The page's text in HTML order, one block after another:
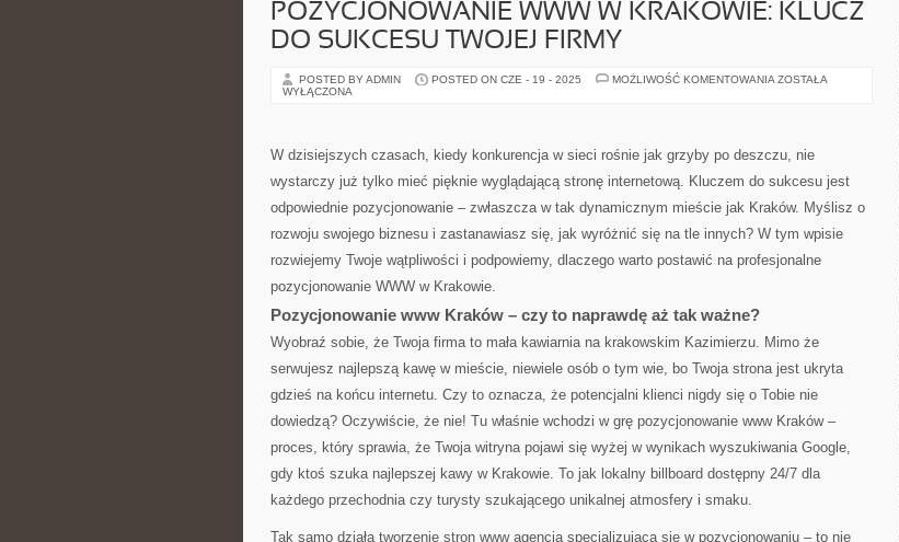
POZYCJONOWANIE WWW W KRAKOWIE: KLUCZ
DO SUKCESU TWOJEJ FIRMY
POSTED BY ADMIN POSTED ON CZE - 19 - 2025 MOŻLIWOŚĆ KOMENTOWANIA POZYCJONOWANIE
SUKCESU
TWOJEJ
FIRMY
ZOSTAŁA
WYŁĄCZONA
W dzisiejszych czasach, kiedy konkurencja w sieci rośnie jak grzyby po deszczu, nie
wystarczy już tylko mieć pięknie wyglądającą stronę internetową. Kluczem do sukcesu jest
odpowiednie pozycjonowanie – zwłaszcza w tak dynamicznym mieście jak Kraków. Myślisz o
rozwoju swojego biznesu i zastanawiasz się, jak wyróżnić się na tle innych? W tym wpisie
rozwiejemy Twoje wątpliwości i podpowiemy, dlaczego warto postawić na profesjonalne
pozycjonowanie WWW w Krakowie.
Pozycjonowanie www Kraków – czy to naprawdę aż tak ważne?
Wyobraź sobie, że Twoja firma to mała kawiarnia na krakowskim Kazimierzu. Mimo że
serwujesz najlepszą kawę w mieście, niewiele osób o tym wie, bo Twoja strona jest ukryta
gdzieś na końcu internetu. Czy to oznacza, że potencjalni klienci nigdy się o Tobie nie
dowiedzą? Oczywiście, że nie! Tu właśnie wchodzi w grę pozycjonowanie www Kraków –
proces, który sprawia, że Twoja witryna pojawi się wyżej w wynikach wyszukiwania Google,
gdy ktoś szuka najlepszej kawy w Krakowie. To jak lokalny billboard dostępny 24/7 dla
każdego przechodnia czy turysty szukającego unikalnej atmosfery i smaku.
Tak samo działa tworzenie stron www agencja specjalizująca się w pozycjonowaniu – to nie